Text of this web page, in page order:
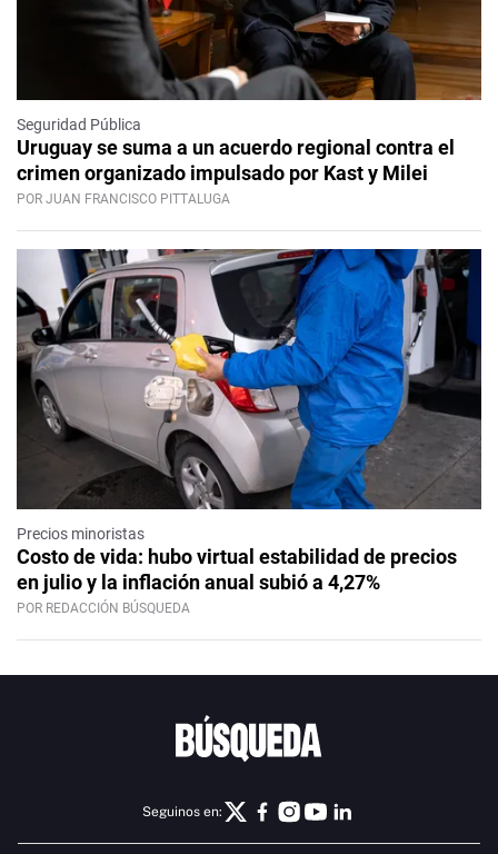
Seguridad Pública
Uruguay se suma a un acuerdo regional contra el
crimen organizado impulsado por Kast y Milei
POR JUAN FRANCISCO PITTALUGA
Precios minoristas
Costo de vida: hubo virtual estabilidad de precios
en julio y la inflación anual subió a 4,27%
POR REDACCIÓN BÚSQUEDA
Seguinos en: